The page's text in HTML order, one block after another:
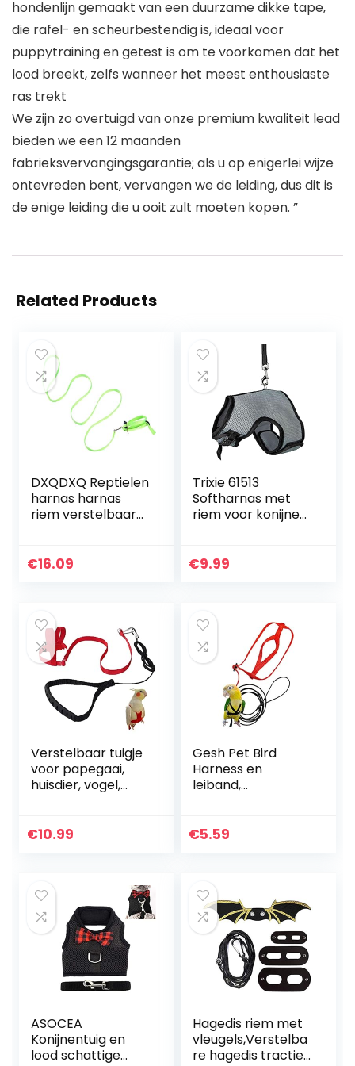
hondenlijn gemaakt van een duurzame dikke tape,
die rafel- en scheurbestendig is, ideaal voor
puppytraining en getest is om te voorkomen dat het
lood breekt, zelfs wanneer het meest enthousiaste
ras trekt
We zijn zo overtuigd van onze premium kwaliteit lead
bieden we een 12 maanden
fabrieksvervangingsgarantie; als u op enigerlei wijze
ontevreden bent, vervangen we de leiding, dus dit is
de enige leiding die u ooit zult moeten kopen. ”
Related Products
DXQDXQ Reptielen
harnas harnas
riem verstelbaar
nylon voor kleine
€16.09
Trixie 61513
Softharnas met
riem voor konijnen,
gesorteerd)
€9.99
Verstelbaar tuigje
voor papegaai,
huisdier, vogel,
buiten vliegen,
ara (rood, XS)
€10.99
Gesh Pet Bird
Harness en
leiband,
harnas riem –
€5.59
ASOCEA
Konijnentuig en
lood schattige
Hagedis riem met
vleugels,Verstelba
re hagedis tractie